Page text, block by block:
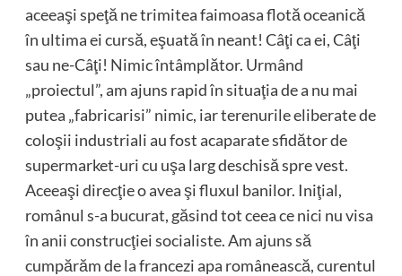
aceeaşi speţă ne trimitea faimoasa flotă oceanică
în ultima ei cursă, eşuată în neant! Câţi ca ei, Câţi
sau ne-Câţi! Nimic întâmplător. Urmând
„proiectul”, am ajuns rapid în situaţia de a nu mai
putea „fabricarisi” nimic, iar terenurile eliberate de
coloşii industriali au fost acaparate sfidător de
supermarket-uri cu uşa larg deschisă spre vest.
Aceeaşi direcţie o avea şi fluxul banilor. Iniţial,
românul s-a bucurat, găsind tot ceea ce nici nu visa
în anii construcţiei socialiste. Am ajuns să
cumpărăm de la francezi apa românească, curentul